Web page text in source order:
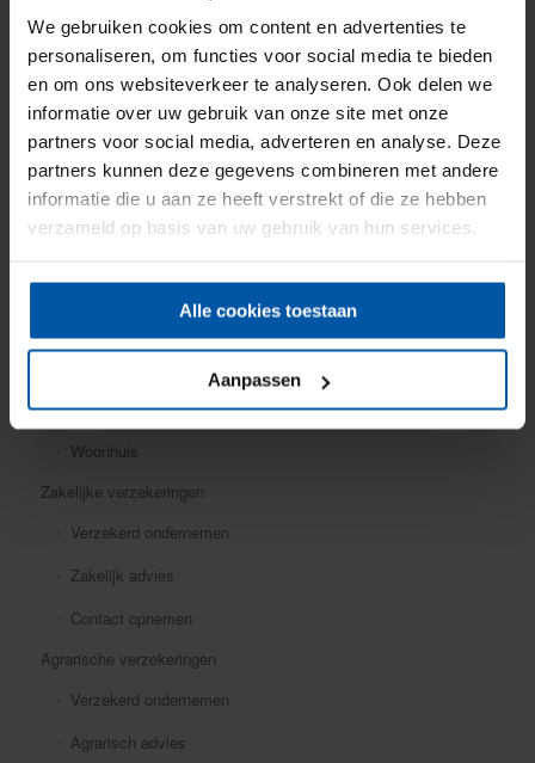
We gebruiken cookies om content en advertenties te
personaliseren, om functies voor social media te bieden
en om ons websiteverkeer te analyseren. Ook delen we
informatie over uw gebruik van onze site met onze
partners voor social media, adverteren en analyse. Deze
partners kunnen deze gegevens combineren met andere
informatie die u aan ze heeft verstrekt of die ze hebben
verzameld op basis van uw gebruik van hun services.
Alle cookies toestaan
Aanpassen
Caravan
Doorlopende reis
Fiets
Inboedel
Kostbaarheden
Mobiele dekking
Oldtimer
Verkeersschadeverzekering
Woonhuis
Zakelijke verzekeringen
Verzekerd ondernemen
Zakelijk advies
Contact opnemen
Agrarische verzekeringen
Verzekerd ondernemen
Agrarisch advies